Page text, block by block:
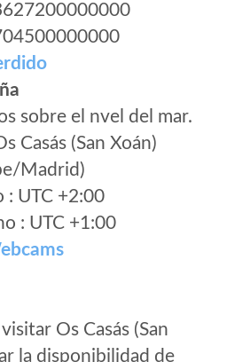
sobre el nvel del mar.
Casás (San Xoán)
Madrid)
: UTC +2:00
: UTC +1:00
Os Casás (San
la disponibilidad de